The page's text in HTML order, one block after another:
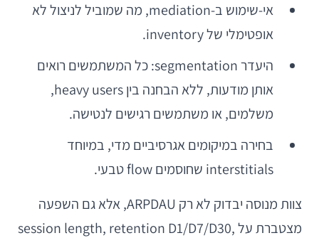
אי-שימוש ב-mediation, מה שמוביל לניצול לא
אופטימלי של inventory.
היעדר segmentation: כל המשתמשים רואים
אותן מודעות, ללא הבחנה בין heavy users,
משלמים, או משתמשים רגישים לנטישה.
בחירה במיקומים אגרסיביים מדי, במיוחד
interstitials שחוסמים flow טבעי.
צוות מנוסה יבדוק לא רק ARPDAU, אלא גם השפעה
מצטברת על session length, retention D1/D7/D30,